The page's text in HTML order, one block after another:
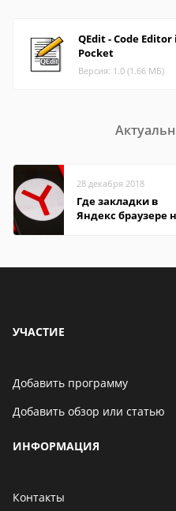
QEdit - Code Editor
Pocket
Версия: 1.0 (1.66 МБ)
28 декабря 2018
Где закладки в
Яндекс браузере
УЧАСТИЕ
Добавить программу
Добавить обзор или статью
ИНФОРМАЦИЯ
Контакты